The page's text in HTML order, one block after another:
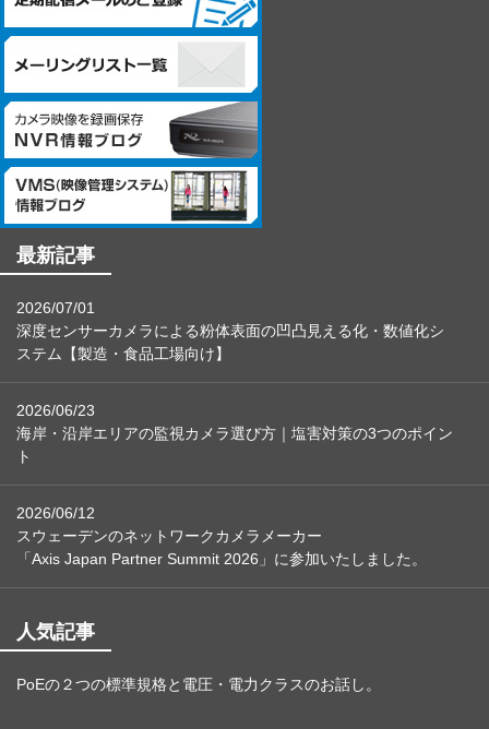
【個人情報に関するお問合せ先】
「開示等のご請求」「苦情・お問合せ」「個人情報保護方針」
に関するお問合せは下記の窓口にお願いします。
－個人情報に関するお問合せ先－
〒060-0807 北海道札幌市北区北7条西4丁目1番地2 KDX札幌ビル
7F
株式会社システム・ケイ 「個人情報窓口」
個人情報保護管理者：管理本部 駒場 諭
最新記事
2026/07/01
深度センサーカメラによる粉体表面の凹凸見える化・数値化シ
ステム【製造・食品工場向け】
2026/06/23
海岸・沿岸エリアの監視カメラ選び方｜塩害対策の3つのポイン
ト
2026/06/12
スウェーデンのネットワークカメラメーカー
「Axis Japan Partner Summit 2026」に参加いたしました。
人気記事
PoEの２つの標準規格と電圧・電力クラスのお話し。